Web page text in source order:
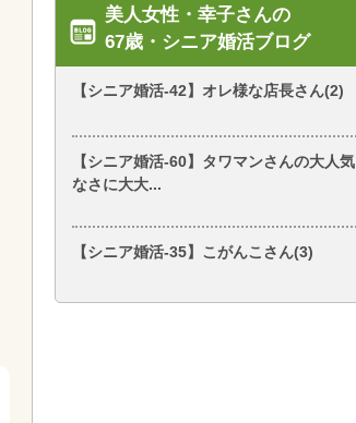
美人女性・幸子さんの
67歳・シニア婚活ブログ
【シニア婚活-42】オレ様な店長さん(2)
【シニア婚活-60】タワマンさんの大人気
なさに大大...
【シニア婚活-35】こがんこさん(3)